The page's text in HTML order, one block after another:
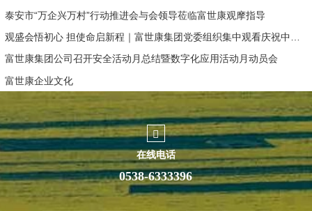
泰安市“万企兴万村”行动推进会与会领导莅临富世康观摩指导
富世康集团公司召开安全活动月总结暨数字化应用活动月动员会
富世康企业文化
在线电话
0538-6333396